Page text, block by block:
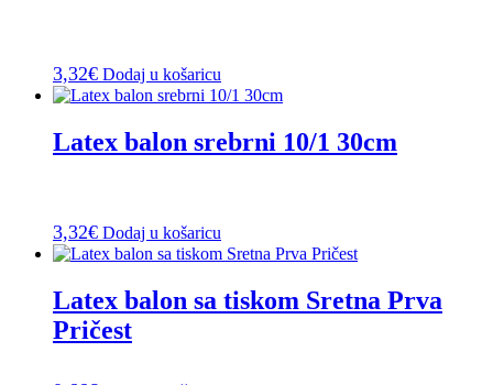
3,32€ Dodaj u košaricu
Latex balon srebrni 10/1 30cm
3,32€ Dodaj u košaricu
Latex balon sa tiskom Sretna Prva
Pričest